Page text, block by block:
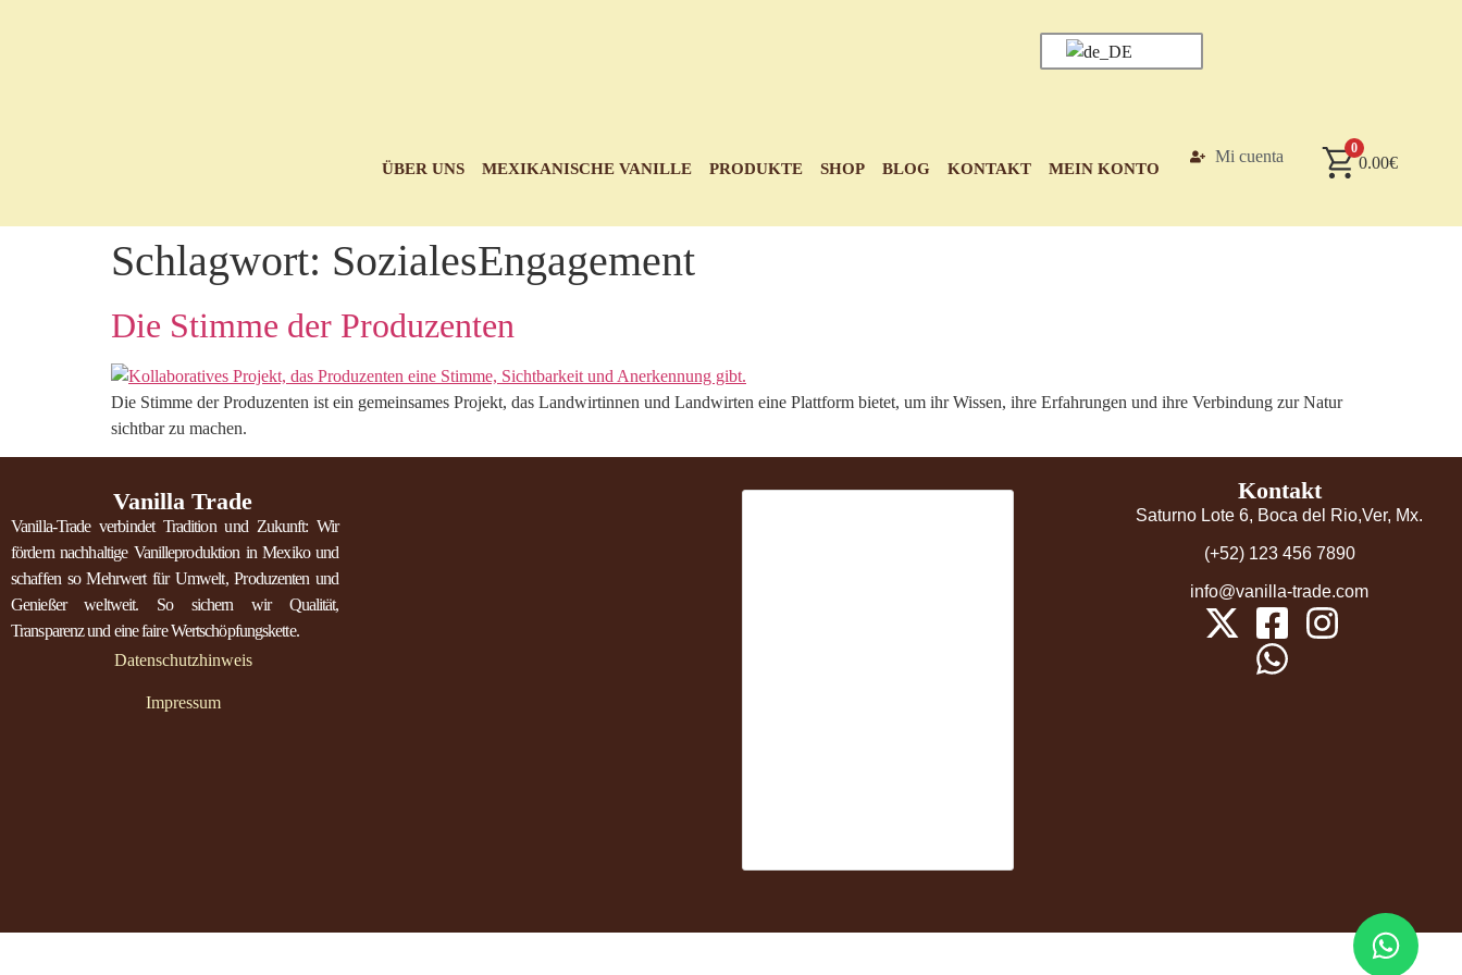
ÜBER UNS MEXIKANISCHE VANILLE PRODUKTE SHOP BLOG KONTAKT MEIN KONTO
Mi cuenta 0
0.00€
Schlagwort: SozialesEngagement
Die Stimme der Produzenten
Die Stimme der Produzenten ist ein gemeinsames Projekt, das Landwirtinnen und Landwirten eine Plattform bietet, um ihr Wissen, ihre Erfahrungen und ihre Verbindung zur Natur
sichtbar zu machen.
Vanilla Trade
Vanilla-Trade verbindet Tradition und Zukunft: Wir
fördern nachhaltige Vanilleproduktion in Mexiko und
schaffen so Mehrwert für Umwelt, Produzenten und
Genießer weltweit. So sichern wir Qualität,
Transparenz und eine faire Wertschöpfungskette.
Datenschutzhinweis
Impressum
Kontakt
Saturno Lote 6, Boca del Rio,Ver, Mx.
(+52) 123 456 7890
info@vanilla-trade.com